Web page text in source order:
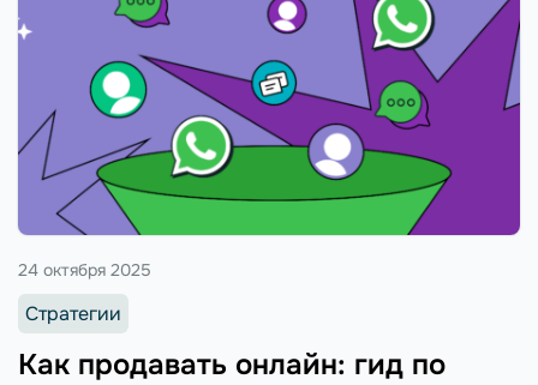
Как продавать онлайн: гид по
24 октября 2025
Стратегии